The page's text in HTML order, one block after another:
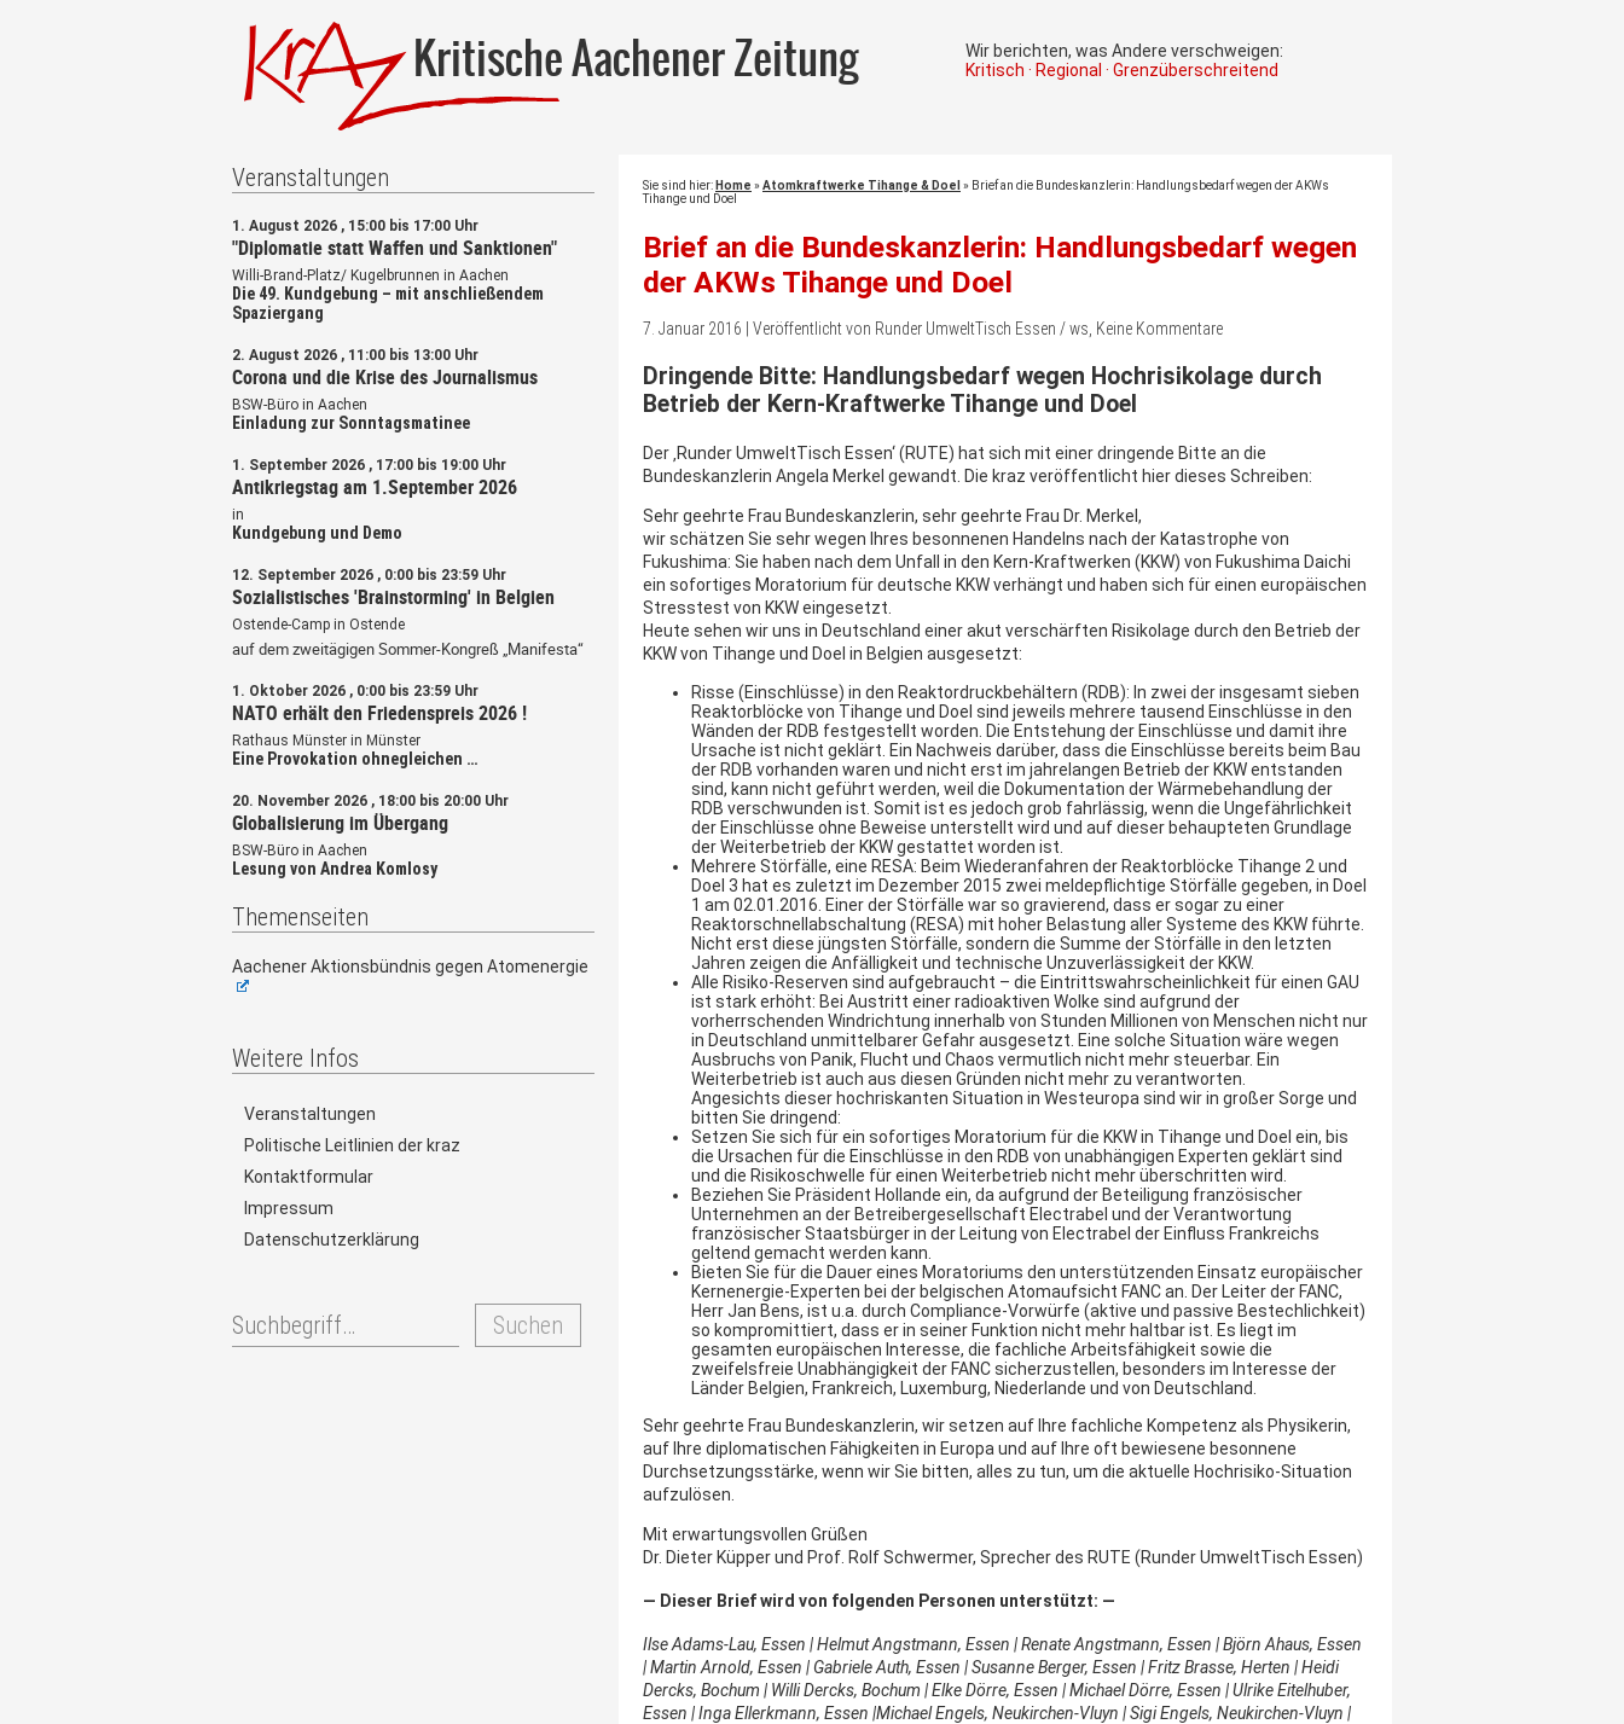
Kritische Aachener Zeitung
Wir berichten, was Andere verschweigen:
Kritisch · Regional · Grenzüberschreitend
Sie sind hier: Home » Atomkraftwerke Tihange & Doel » Brief an die Bundeskanzlerin: Handlungsbedarf wegen der AKWs
Tihange und Doel
Brief an die Bundeskanzlerin: Handlungsbedarf wegen
der AKWs Tihange und Doel
7. Januar 2016 | Veröffentlicht von Runder UmweltTisch Essen / ws, Keine Kommentare
Dringende Bitte: Handlungsbedarf wegen Hochrisikolage durch
Betrieb der Kern-Kraftwerke Tihange und Doel
Der ‚Runder UmweltTisch Essen‘ (RUTE) hat sich mit einer dringende Bitte an die
Bundeskanzlerin Angela Merkel gewandt. Die kraz veröffentlicht hier dieses Schreiben:
Sehr geehrte Frau Bundeskanzlerin, sehr geehrte Frau Dr. Merkel,
wir schätzen Sie sehr wegen Ihres besonnenen Handelns nach der Katastrophe von
Fukushima: Sie haben nach dem Unfall in den Kern-Kraftwerken (KKW) von Fukushima Daichi
ein sofortiges Moratorium für deutsche KKW verhängt und haben sich für einen europäischen
Stresstest von KKW eingesetzt.
Heute sehen wir uns in Deutschland einer akut verschärften Risikolage durch den Betrieb der
KKW von Tihange und Doel in Belgien ausgesetzt:
Risse (Einschlüsse) in den Reaktordruckbehältern (RDB): In zwei der insgesamt sieben
Reaktorblöcke von Tihange und Doel sind jeweils mehrere tausend Einschlüsse in den
Wänden der RDB festgestellt worden. Die Entstehung der Einschlüsse und damit ihre
Ursache ist nicht geklärt. Ein Nachweis darüber, dass die Einschlüsse bereits beim Bau
der RDB vorhanden waren und nicht erst im jahrelangen Betrieb der KKW entstanden
sind, kann nicht geführt werden, weil die Dokumentation der Wärmebehandlung der
RDB verschwunden ist. Somit ist es jedoch grob fahrlässig, wenn die Ungefährlichkeit
der Einschlüsse ohne Beweise unterstellt wird und auf dieser behaupteten Grundlage
der Weiterbetrieb der KKW gestattet worden ist.
Mehrere Störfälle, eine RESA: Beim Wiederanfahren der Reaktorblöcke Tihange 2 und
Doel 3 hat es zuletzt im Dezember 2015 zwei meldepflichtige Störfälle gegeben, in Doel
1 am 02.01.2016. Einer der Störfälle war so gravierend, dass er sogar zu einer
Reaktorschnellabschaltung (RESA) mit hoher Belastung aller Systeme des KKW führte.
Nicht erst diese jüngsten Störfälle, sondern die Summe der Störfälle in den letzten
Jahren zeigen die Anfälligkeit und technische Unzuverlässigkeit der KKW.
Alle Risiko-Reserven sind aufgebraucht – die Eintrittswahrscheinlichkeit für einen GAU
ist stark erhöht: Bei Austritt einer radioaktiven Wolke sind aufgrund der
vorherrschenden Windrichtung innerhalb von Stunden Millionen von Menschen nicht nur
in Deutschland unmittelbarer Gefahr ausgesetzt. Eine solche Situation wäre wegen
Ausbruchs von Panik, Flucht und Chaos vermutlich nicht mehr steuerbar. Ein
Weiterbetrieb ist auch aus diesen Gründen nicht mehr zu verantworten.
Angesichts dieser hochriskanten Situation in Westeuropa sind wir in großer Sorge und
bitten Sie dringend:
Setzen Sie sich für ein sofortiges Moratorium für die KKW in Tihange und Doel ein, bis
die Ursachen für die Einschlüsse in den RDB von unabhängigen Experten geklärt sind
und die Risikoschwelle für einen Weiterbetrieb nicht mehr überschritten wird.
Beziehen Sie Präsident Hollande ein, da aufgrund der Beteiligung französischer
Unternehmen an der Betreibergesellschaft Electrabel und der Verantwortung
französischer Staatsbürger in der Leitung von Electrabel der Einfluss Frankreichs
geltend gemacht werden kann.
Bieten Sie für die Dauer eines Moratoriums den unterstützenden Einsatz europäischer
Kernenergie-Experten bei der belgischen Atomaufsicht FANC an. Der Leiter der FANC,
Herr Jan Bens, ist u.a. durch Compliance-Vorwürfe (aktive und passive Bestechlichkeit)
so kompromittiert, dass er in seiner Funktion nicht mehr haltbar ist. Es liegt im
gesamten europäischen Interesse, die fachliche Arbeitsfähigkeit sowie die
zweifelsfreie Unabhängigkeit der FANC sicherzustellen, besonders im Interesse der
Länder Belgien, Frankreich, Luxemburg, Niederlande und von Deutschland.
Sehr geehrte Frau Bundeskanzlerin, wir setzen auf Ihre fachliche Kompetenz als Physikerin,
auf Ihre diplomatischen Fähigkeiten in Europa und auf Ihre oft bewiesene besonnene
Durchsetzungsstärke, wenn wir Sie bitten, alles zu tun, um die aktuelle Hochrisiko-Situation
aufzulösen.
Mit erwartungsvollen Grüßen
Dr. Dieter Küpper und Prof. Rolf Schwermer, Sprecher des RUTE (Runder UmweltTisch Essen)
— Dieser Brief wird von folgenden Personen unterstützt: —
Ilse Adams-Lau, Essen | Helmut Angstmann, Essen | Renate Angstmann, Essen | Björn Ahaus, Essen
| Martin Arnold, Essen | Gabriele Auth, Essen | Susanne Berger, Essen | Fritz Brasse, Herten | Heidi
Dercks, Bochum | Willi Dercks, Bochum | Elke Dörre, Essen | Michael Dörre, Essen | Ulrike Eitelhuber,
Essen | Inga Ellerkmann, Essen |Michael Engels, Neukirchen-Vluyn | Sigi Engels, Neukirchen-Vluyn |
Veranstaltungen
1. August 2026 , 15:00 bis 17:00 Uhr
"Diplomatie statt Waffen und Sanktionen"
Willi-Brand-Platz/ Kugelbrunnen in Aachen
Die 49. Kundgebung – mit anschließendem
Spaziergang
2. August 2026 , 11:00 bis 13:00 Uhr
Corona und die Krise des Journalismus
BSW-Büro in Aachen
Einladung zur Sonntagsmatinee
1. September 2026 , 17:00 bis 19:00 Uhr
Antikriegstag am 1.September 2026
in
Kundgebung und Demo
12. September 2026 , 0:00 bis 23:59 Uhr
Sozialistisches 'Brainstorming' in Belgien
Ostende-Camp in Ostende
auf dem zweitägigen Sommer-Kongreß „Manifesta“
1. Oktober 2026 , 0:00 bis 23:59 Uhr
NATO erhält den Friedenspreis 2026 !
Rathaus Münster in Münster
Eine Provokation ohnegleichen …
20. November 2026 , 18:00 bis 20:00 Uhr
Globalisierung im Übergang
BSW-Büro in Aachen
Lesung von Andrea Komlosy
Themenseiten
Aachener Aktionsbündnis gegen Atomenergie
Weitere Infos
Veranstaltungen
Politische Leitlinien der kraz
Kontaktformular
Impressum
Datenschutzerklärung
Suchen